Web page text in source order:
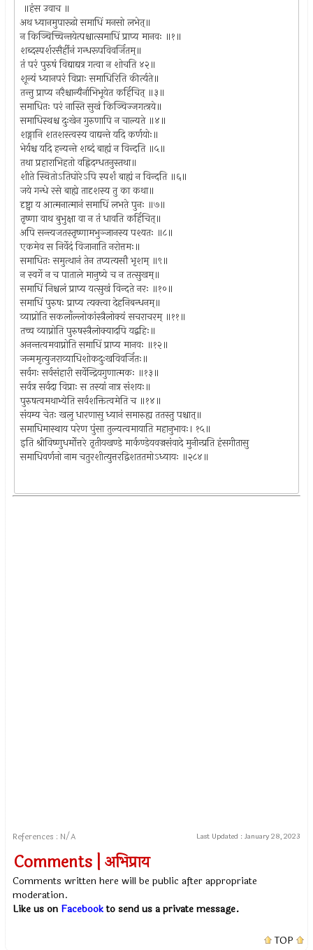
॥हंस उवाच ॥
अथ ध्यानमुपारूढो समाधिं मनसो लभेत्॥
न किञ्चिच्चिन्तयेत्पश्चात्समाधिं प्राप्य मानवः ॥१॥
शब्दस्पर्शरसैर्हीनं गन्धरूपविवर्जितम्॥
तं परं पुरुषं विद्याद्यत्र गत्वा न शोचति ४२॥
शून्यं ध्यानपरं विप्राः समाधिरिति कीर्त्यते॥
तन्तु प्राप्य नरैश्चान्यैर्नाभिभूयेत कर्हिचित् ॥३॥
समाधितः परं नास्ति सुखं किञ्चिज्जगत्त्रये॥
समाधिस्थश्च दुःखेन गुरुणापि न चाल्यते ॥४॥
शङ्गानि शतशस्त्वस्य वाद्यन्ते यदि कर्णयोः॥
भेर्यश्च यदि हन्यन्ते शब्दं बाह्यं न विन्दति ॥५॥
तथा प्रहाराभिहतो वह्निदग्धतनुस्तथा॥
शीते स्थितोऽतिघोरेऽपि स्पर्शं बाह्यं न विन्दति ॥६॥
जये गन्धे रसे बाह्ये तादृशस्य तु का कथा॥
दृष्ट्वा य आत्मनात्मानं समाधिं लभते पुनः ॥७॥
तृष्णा वाथ बुभुक्षा वा न तं धावति कर्हिचित्॥
अपि सन्त्यजतस्तृष्णामभुञ्जानस्य पश्यतः ॥८॥
एकमेव स निर्वेदं विजानाति नरोत्तमः॥
समाधितः समुत्थानं तेन तप्यत्यसौ भृशम् ॥९॥
न स्वर्गे न च पाताले मानुष्ये च न तत्सुखम्॥
समाधिं निश्चलं प्राप्य यत्सुखं विन्दते नरः ॥१०॥
समाधिं पुरुषः प्राप्य त्यक्त्वा देहनिबन्धनम्॥
व्याप्नोति सकलाँल्लोकांस्त्रैलोक्यं सचराचरम् ॥११॥
तच्च व्याप्नोति पुरुषस्त्रैलोक्यादपि यद्बहिः॥
अनन्तत्वमवाप्नोति समाधिं प्राप्य मानवः ॥१२॥
जन्ममृत्युजराव्याधिशोकदुःखविवर्जितः॥
सर्वगः सर्वसंहारी सर्वेन्द्रियगुणात्मकः ॥१३॥
सर्वत्र सर्वदा विप्राः स तस्यां नात्र संशयः॥
पुरुषत्वमथाभ्येति सर्वशक्तित्वमेति च ॥१४॥
संयम्य चेतः खलु धारणासु ध्यानं समारुह्य ततस्तु पश्चात्॥
समाधिमास्थाय परेण पुंसा तुल्यत्वमायाति महानुभावः। १५॥
इति श्रीविष्णुधर्मोत्तरे तृतीयखण्डे मार्कण्डेयवज्रसंवादे मुनीन्प्रति हंसगीतासु
समाधिवर्णनो नाम चतुरशीत्युत्तरद्विशततमोऽध्यायः ॥२८४॥
References : N/A Last Updated : January 28, 2023
Comments | अभिप्राय
Comments written here will be public after appropriate
moderation.
Like us on Facebookto send us a private message.
TOP